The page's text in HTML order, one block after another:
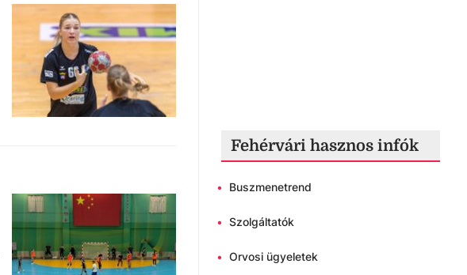
Fehérvári hasznos infók
• Buszmenetrend
• Szolgáltatók
• Orvosi ügyeletek